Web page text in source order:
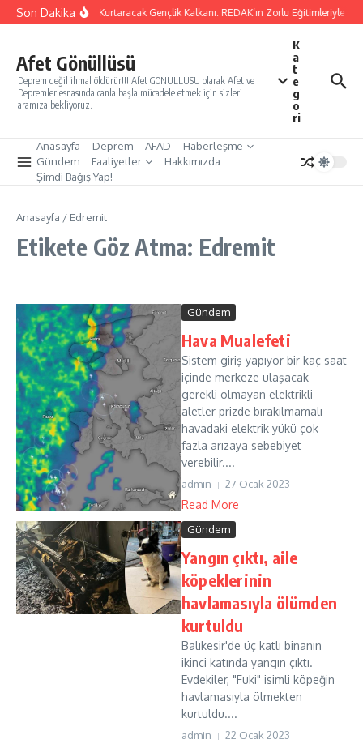
İçeriğe atla
Son DakikaYarınları Kurtaracak Gençlik Kalkanı: REDAK’ın Zorlu Eğitimleriyle
Afet Gönüllüsü
Deprem değil ihmal öldürür!!! Afet GÖNÜLLÜSÜ olarak Afet ve
Depremler esnasında canla başla mücadele etmek için sizleri
aramıza bekliyoruz.
K
a
t
e
g
o
ri
Anasayfa Deprem AFAD
Haberleşme
Gündem
Faaliyetler
Hakkımızda
Şimdi Bağış Yap!
Anasayfa / Edremit
Etikete Göz Atma: Edremit
Gündem
Hava Mualefeti
Sistem giriş yapıyor bir kaç saat
içinde merkeze ulaşacak
gerekli olmayan elektrikli
aletler prizde bırakılmamalı
havadaki elektrik yükü çok
fazla arızaya sebebiyet
verebilir....
admin 27 Ocak 2023
Read More
Gündem
Yangın çıktı, aile
köpeklerinin
havlamasıyla ölümden
kurtuldu
Balıkesir'de üç katlı binanın
ikinci katında yangın çıktı.
Evdekiler, "Fuki" isimli köpeğin
havlamasıyla ölmekten
kurtuldu....
admin 22 Ocak 2023